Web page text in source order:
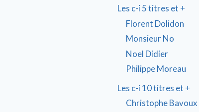
Les c-i 5 titres et +
Florent Dolidon
Monsieur No
Noel Didier
Philippe Moreau
Les c-i 10 titres et +
Christophe Bavoux